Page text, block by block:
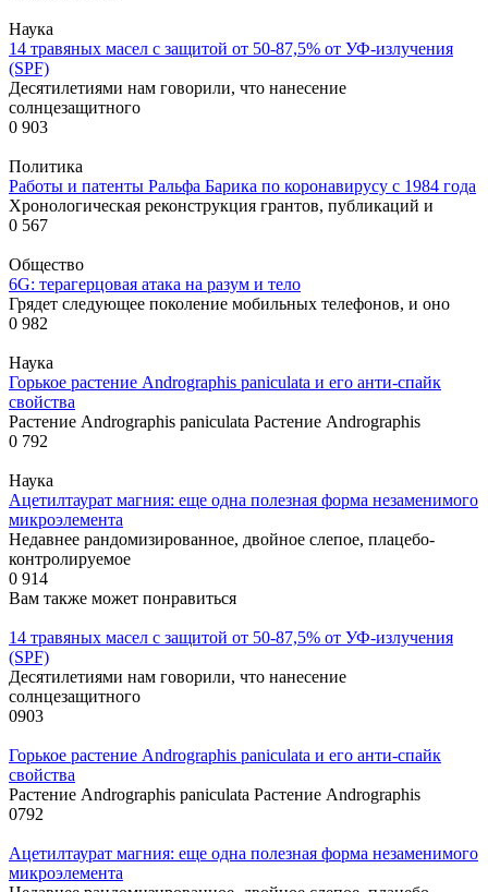
Наука
14 травяных масел с защитой от 50-87,5% от УФ-излучения
(SPF)
Десятилетиями нам говорили, что нанесение
солнцезащитного
0 903
Политика
Работы и патенты Ральфа Барика по коронавирусу с 1984 года
Хронологическая реконструкция грантов, публикаций и
0 567
Общество
6G: терагерцовая атака на разум и тело
Грядет следующее поколение мобильных телефонов, и оно
0 982
Наука
Горькое растение Andrographis paniculata и его анти-спайк
свойства
Растение Andrographis paniculata Растение Andrographis
0 792
Наука
Ацетилтаурат магния: еще одна полезная форма незаменимого
микроэлемента
Недавнее рандомизированное, двойное слепое, плацебо-
контролируемое
0 914
Вам также может понравиться
14 травяных масел с защитой от 50-87,5% от УФ-излучения
(SPF)
Десятилетиями нам говорили, что нанесение
солнцезащитного
0903
Горькое растение Andrographis paniculata и его анти-спайк
свойства
Растение Andrographis paniculata Растение Andrographis
0792
Ацетилтаурат магния: еще одна полезная форма незаменимого
микроэлемента